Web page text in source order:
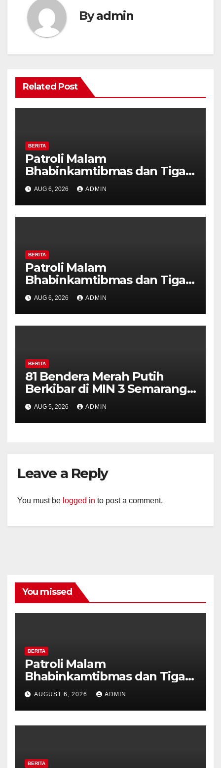
Byadmin
Related Post
BERITA
Patroli Malam
Bhabinkamtibmas dan Tiga
Pilar Kelurahan Ungaran
Perkuat Kamtibmas, Warga
Diajak Aktifkan Ronda
AUG 6, 2026 ADMIN
BERITA
Patroli Malam
Bhabinkamtibmas dan Tiga
Pilar Kelurahan Ungaran
Perkuat Kamtibmas, Warga
Diajak Aktifkan Ronda
AUG 6, 2026 ADMIN
BERITA
81 Bendera Merah Putih
Berkibar di MIN 3 Semarang,
Bhabinkamtibmas Desa
Timpik Hadiri Peringatan
HUT ke-81 Kemerdekaan RI
AUG 5, 2026 ADMIN
Leave a Reply
You must be logged in to post a comment.
You missed
BERITA
Patroli Malam
Bhabinkamtibmas dan Tiga
Pilar Kelurahan Ungaran
Perkuat Kamtibmas, Warga
Diajak Aktifkan Ronda
AUGUST 6, 2026 ADMIN
BERITA